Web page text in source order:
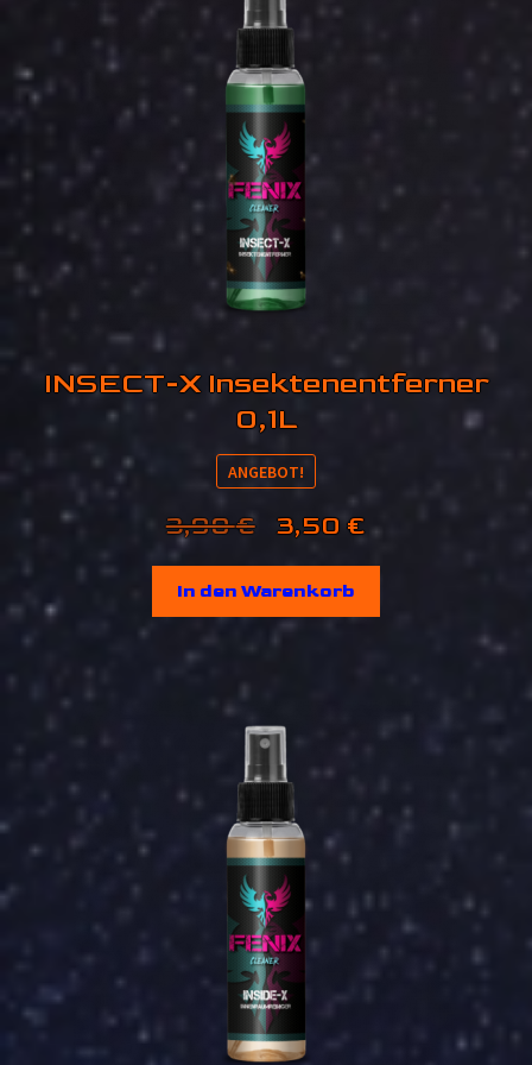
INSECT-X Insektenentferner
0,1L
ANGEBOT!
3,90€
Ursprünglicher
Preis
3,90 €
3,50€ Aktueller
Preis
In den Warenkorb